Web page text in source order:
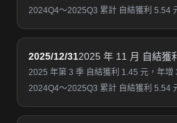
2024Q4～2025Q3 累計 自結獲利 5.54
2025/12/312025 年 11 月 自結獲
2025 年第 3 季 自結獲利 1.45 元，年
2024Q4～2025Q3 累計 自結獲利 5.54